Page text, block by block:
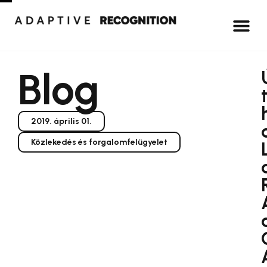
Blog
2019. április 01.
Közlekedés és forgalomfelügyelet